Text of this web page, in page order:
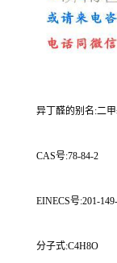
异丁醛的别名:二
CAS号:78-84-2
EINECS号:201-
分子式:C4H8O